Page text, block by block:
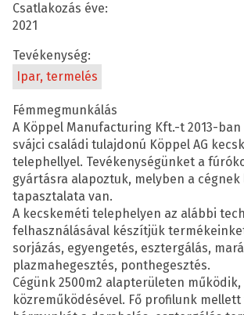
Csatlakozás éve:
2021
Tevékenység:
Ipar, termelés
Fémmegmunkálás
A Köppel Manufacturing Kft.-t 2013-
svájci családi tulajdonú Köppel AG
telephellyel. Tevékenységünket a
gyártásra alapoztuk, melyben a cégnek
tapasztalata van.
A kecskeméti telephelyen az alábbi
felhasználásával készítjük
sorjázás, egyengetés, esztergálás,
plazmahegesztés, ponthegesztés.
Cégünk 2500m2 alapterületen
közreműködésével. Fő profilunk